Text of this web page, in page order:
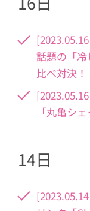
話題の「
比べ対決！
「丸亀シ
14日